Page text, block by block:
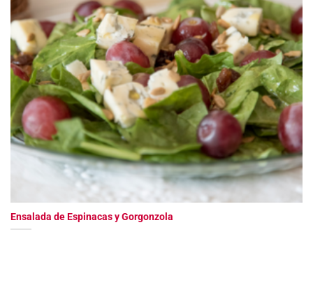
Ensalada de Espinacas y Gorgonzola